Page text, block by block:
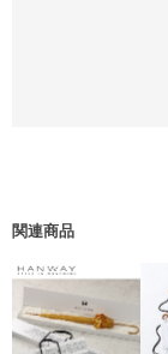
関連商品